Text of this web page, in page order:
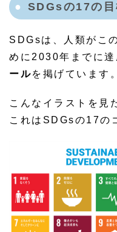
SDGsの17の目
SDGsは、人類がこ
めに2030年までに達
ールを掲げています。
こんなイラストを見
これはSDGsの17の